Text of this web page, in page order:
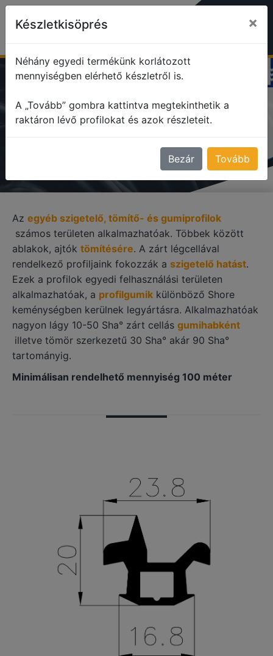
EGYÉB SZIGETELŐ, TÖMÍTŐ
Az egyéb szigetelő, tömítő- és gumiprofilok
számos területen alkalmazhatóak. Többek között
ablakok, ajtók tömítésére. A zárt légcellával
rendelkező profiljaink fokozzák a szigetelő hatást.
Ezek a profilok egyedi felhasználási területen
alkalmazhatóak, a profilgumik különböző Shore
keménységben kerülnek legyártásra. Alkalmazhatóak
nagyon lágy 10-50 Sha° zárt cellás gumihabként
illetve tömör szerkezetű 30 Sha° akár 90 Sha°
tartományig.
Minimálisan rendelhető mennyiség 100 méter
Készletkisöprés ×
Néhány egyedi termékünk korlátozott
mennyiségben elérhető készletről is.
A „Tovább” gombra kattintva megtekinthetik a
raktáron lévő profilokat és azok részleteit.
Bezár Tovább